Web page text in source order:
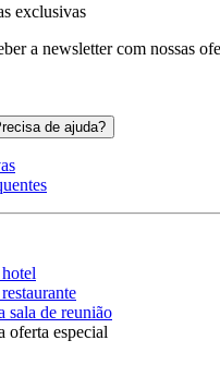
exclusivas
a newsletter com nossas
de ajuda?
sala de reunião
oferta especial